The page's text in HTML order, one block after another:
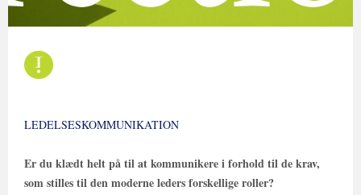
LEDELSESKOMMUNIKATION
Er du klædt helt på til at kommunikere i forhold til de krav,
som stilles til den moderne leders forskellige roller?